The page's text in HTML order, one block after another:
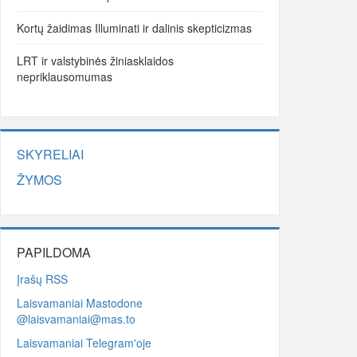
Kortų žaidimas Illuminati ir dalinis skepticizmas
LRT ir valstybinės žiniasklaidos
nepriklausomumas
SKYRELIAI
ŽYMOS
PAPILDOMA
Įrašų RSS
Laisvamaniai Mastodone
@laisvamaniai@mas.to
Laisvamaniai Telegram'oje